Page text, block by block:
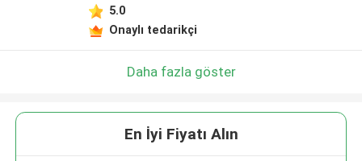
5.0
Onaylı tedarikçi
Daha fazla göster
En İyi Fiyatı Alın